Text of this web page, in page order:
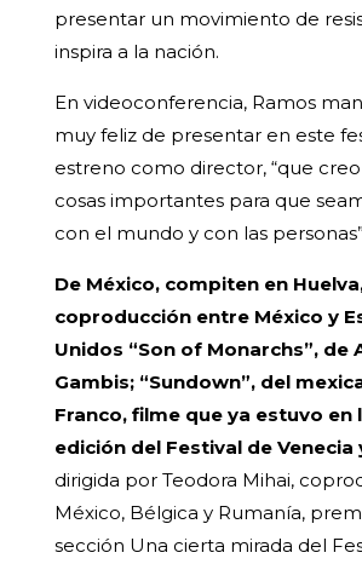
presentar un movimiento de
inspira a la nación.
En videoconferencia, Ramos
muy feliz de presentar en este
estreno como director, “que
cosas importantes para que
con el mundo y con las
De México, compiten en
coproducción entre México y
Unidos “Son of Monarchs”, de
Gambis; “Sundown”, del
Franco, filme que ya estuvo en
edición del Festival de Venecia
dirigida por Teodora Mihai,
México, Bélgica y Rumanía,
sección Una cierta mirada del